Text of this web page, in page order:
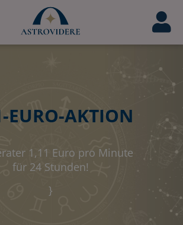
EURO-AKTION
1,11 Euro pro Minute
für 24 Stunden!
}